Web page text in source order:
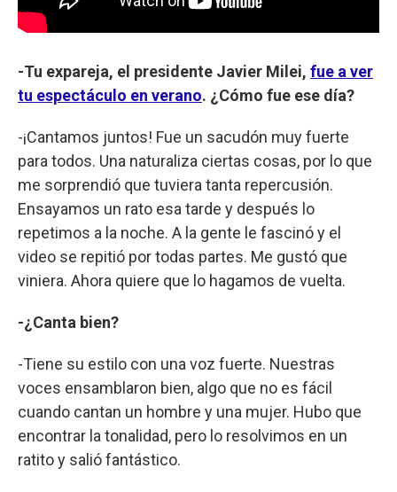
-Tu expareja, el presidente Javier Milei, fue a ver
tu espectáculo en verano. ¿Cómo fue ese día?
-¡Cantamos juntos! Fue un sacudón muy fuerte
para todos. Una naturaliza ciertas cosas, por lo que
me sorprendió que tuviera tanta repercusión.
Ensayamos un rato esa tarde y después lo
repetimos a la noche. A la gente le fascinó y el
video se repitió por todas partes. Me gustó que
viniera. Ahora quiere que lo hagamos de vuelta.
-¿Canta bien?
-Tiene su estilo con una voz fuerte. Nuestras
voces ensamblaron bien, algo que no es fácil
cuando cantan un hombre y una mujer. Hubo que
encontrar la tonalidad, pero lo resolvimos en un
ratito y salió fantástico.